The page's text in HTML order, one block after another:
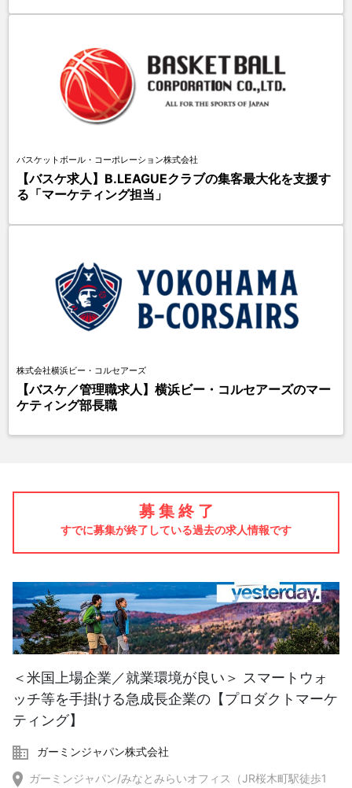
バスケットボール・コーポレーション株式会社
【バスケ求人】B.LEAGUEクラブの集客最大化を支援す
る「マーケティング担当」
株式会社横浜ビー・コルセアーズ
【バスケ／管理職求人】横浜ビー・コルセアーズのマー
ケティング部長職
募 集 終 了
すでに募集が終了している過去の求人情報です
＜米国上場企業／就業環境が良い＞ スマートウォ
ッチ等を手掛ける急成長企業の【プロダクトマーケ
ティング】
ガーミンジャパン株式会社
ガーミンジャパン/みなとみらいオフィス（JR桜木町駅徒歩1